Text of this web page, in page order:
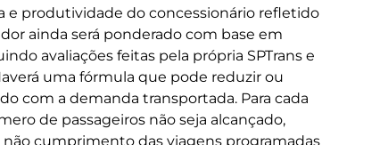
e produtividade do concessionário refletido
ainda será ponderado com base em
avaliações feitas pela própria SPTrans e
uma fórmula que pode reduzir ou
com a demanda transportada. Para cada
de passageiros não seja alcançado,
cumprimento das viagens programadas